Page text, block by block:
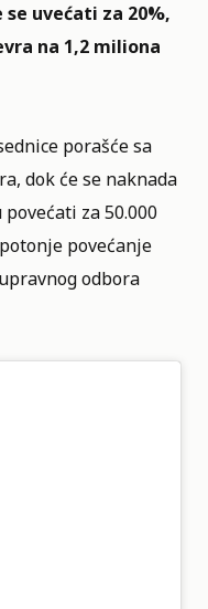
uvećati za 20%,
na 1,2 miliona
porašće sa
dok će se naknada
za 50.000
povećanje
odbora